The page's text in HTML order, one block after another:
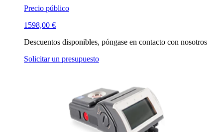
Precio público
1598,00 €
Descuentos disponibles, póngase en contacto con nosotros
Solicitar un presupuesto